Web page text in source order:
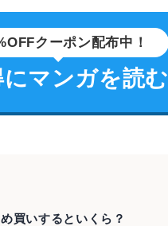
クーポン配布中！
にマンガを読む
買いするといくら？